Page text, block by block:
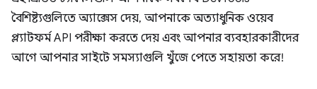
বৈশিষ্ট্যগুলিতে অ্যাক্সেস দেয়, আপনাকে অত্যাধুনিক ওয়েব
প্ল্যাটফর্ম API পরীক্ষা করতে দেয় এবং আপনার ব্যবহারকারীদের
আগে আপনার সাইটে সমস্যাগুলি খুঁজে পেতে সহায়তা করে!